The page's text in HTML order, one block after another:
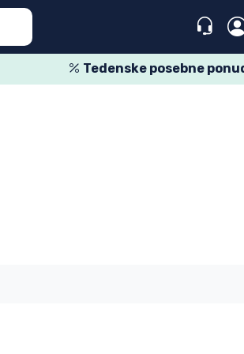
Tedenske posebne